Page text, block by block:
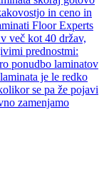
in ceno in
Floor Experts
več kot 40 držav,
prednostmi:
ponudbo laminatov
je le redko
se pa že pojavi
zamenjamo